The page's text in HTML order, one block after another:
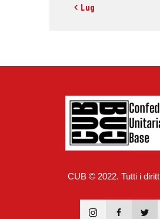
« Lug
CUB © 2022. Tutti i